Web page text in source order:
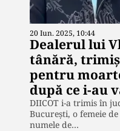
20 Iun. 2025, 10:44
Dealerul lui
tânără,
pentru
după ce i-au
DIICOT i-a trimis în
București, o femeie
numele de…